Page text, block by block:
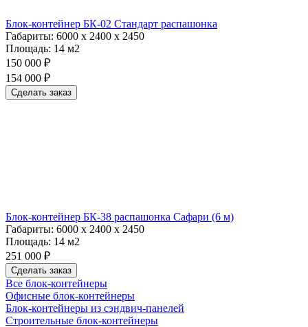
Блок-контейнер БК-02 Стандарт распашонка
Габариты: 6000 х 2400 х 2450
Площадь: 14 м2
150 000 ₽
154 000 ₽
Сделать заказ
Блок-контейнер БК-38 распашонка Сафари (6 м)
Габариты: 6000 х 2400 х 2450
Площадь: 14 м2
251 000 ₽
Сделать заказ
Все блок-контейнеры
Офисные блок-контейнеры
Блок-контейнеры из сэндвич-панелей
Строительные блок-контейнеры